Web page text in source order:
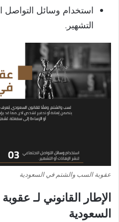
استخدام وسائل التواصل
التشهير.
عقوبة السب والشتم في السعودية
الإطار القانوني لـ
السعودية